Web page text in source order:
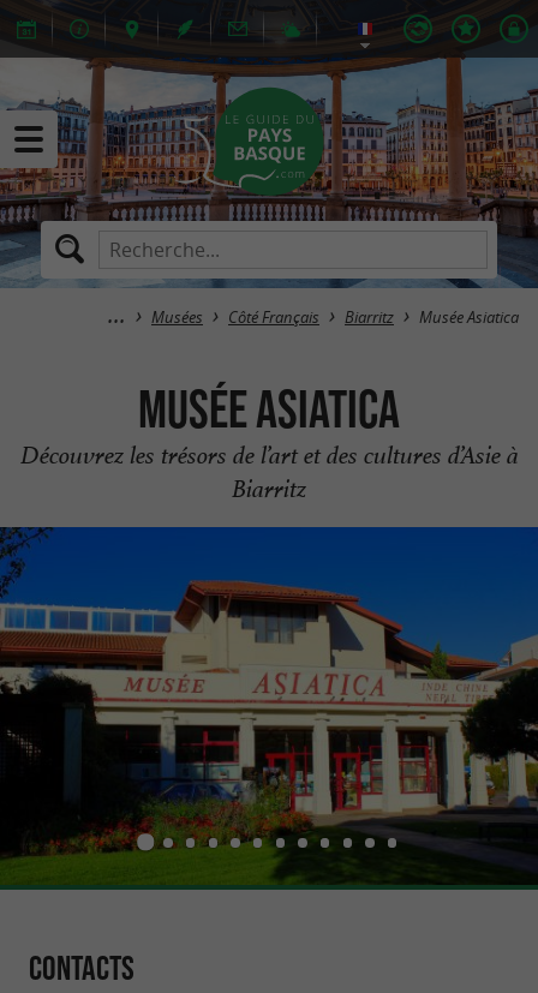
Musées Côté Français Biarritz Musée Asiatica
Musée Asiatica
Découvrez les trésors de l’art et des cultures d’Asie à
Biarritz
Contacts